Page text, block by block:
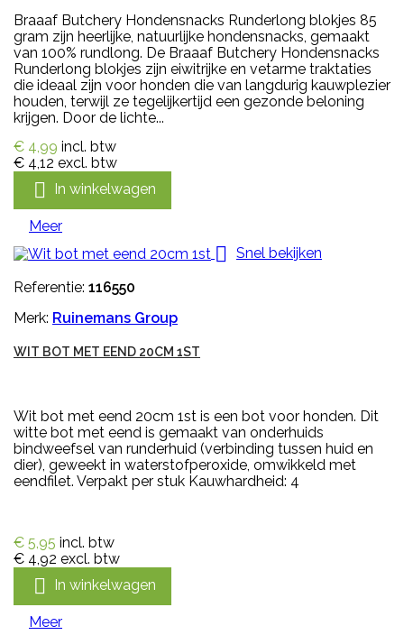
Braaaf Butchery Hondensnacks Runderlong blokjes 85
gram zijn heerlijke, natuurlijke hondensnacks, gemaakt
van 100% rundlong. De Braaaf Butchery Hondensnacks
Runderlong blokjes zijn eiwitrijke en vetarme traktaties
die ideaal zijn voor honden die van langdurig kauwplezier
houden, terwijl ze tegelijkertijd een gezonde beloning
krijgen. Door de lichte...
€ 4,99 incl. btw
€ 4,12 excl. btw
 In winkelwagen
Meer

Snel bekijken
Referentie: 116550
Merk: Ruinemans Group
WIT BOT MET EEND 20CM 1ST
Wit bot met eend 20cm 1st is een bot voor honden. Dit
witte bot met eend is gemaakt van onderhuids
bindweefsel van runderhuid (verbinding tussen huid en
dier), geweekt in waterstofperoxide, omwikkeld met
eendfilet. Verpakt per stuk Kauwhardheid: 4
€ 5,95 incl. btw
€ 4,92 excl. btw
 In winkelwagen
Meer